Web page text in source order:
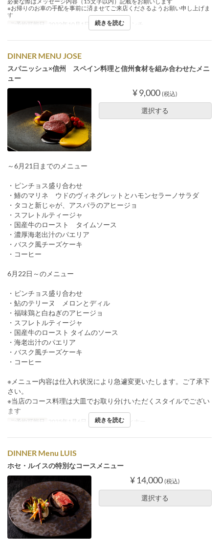
※お帰りのお車の手配を事前に済ませてご来店くださるようお願い申し上げま
す
ご予約可能日
2022年10月1日 ~ 食事時間 ランチ
続きを読む
DINNER MENU JOSE
スパニッシュ×信州 スペイン料理と信州食材を組み合わせたメニ
ュー
¥ 9,000 (税込)
選択する
～6月21日までのメニュー
・ピンチョス盛り合わせ
・鰆のマリネ ウドのヴィネグレットとハモンセラーノサラダ
・タコと新じゃが、アスパラのアヒージョ
・スフレトルティージャ
・国産牛のロースト タイムソース
・濃厚海老出汁のパエリア
・バスク風チーズケーキ
・コーヒー
6月22日～のメニュー
・ピンチョス盛り合わせ
・鮎のテリーヌ メロンとディル
・福味鶏と白ねぎのアヒージョ
・スフレトルティージャ
・国産牛のロースト タイムのソース
・海老出汁のパエリア
・バスク風チーズケーキ
・コーヒー
※メニュー内容は仕入れ状況により急遽変更いたします。ご了承下
さい。
※当店のコース料理は大皿でお取り分けいただくスタイルでござい
ます
ご予約可能日 2025年1月6日 ~ 食事時間 ディナー
続きを読む
DINNER Menu LUIS
ホセ・ルイスの特別なコースメニュー
¥ 14,000 (税込)
選択する